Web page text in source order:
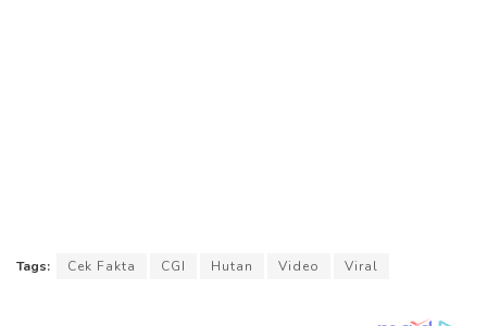
Tags: Cek Fakta CGI Hutan Video Viral